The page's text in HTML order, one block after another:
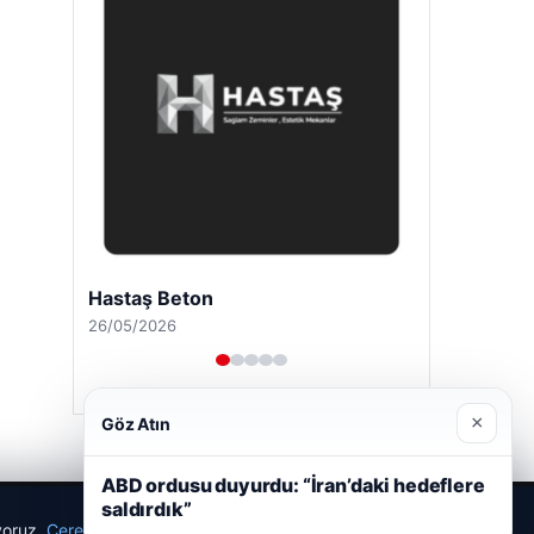
Hastaş Beton
26/05/2026
Çerez Politikamız
Göz Atın ×
ABD ordusu duyurdu: “İran’daki hedeflere
saldırdık”